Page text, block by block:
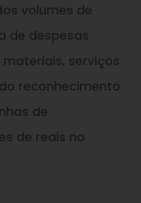
volumes de
de despesas
serviços
reconhecimento
de
de reais no